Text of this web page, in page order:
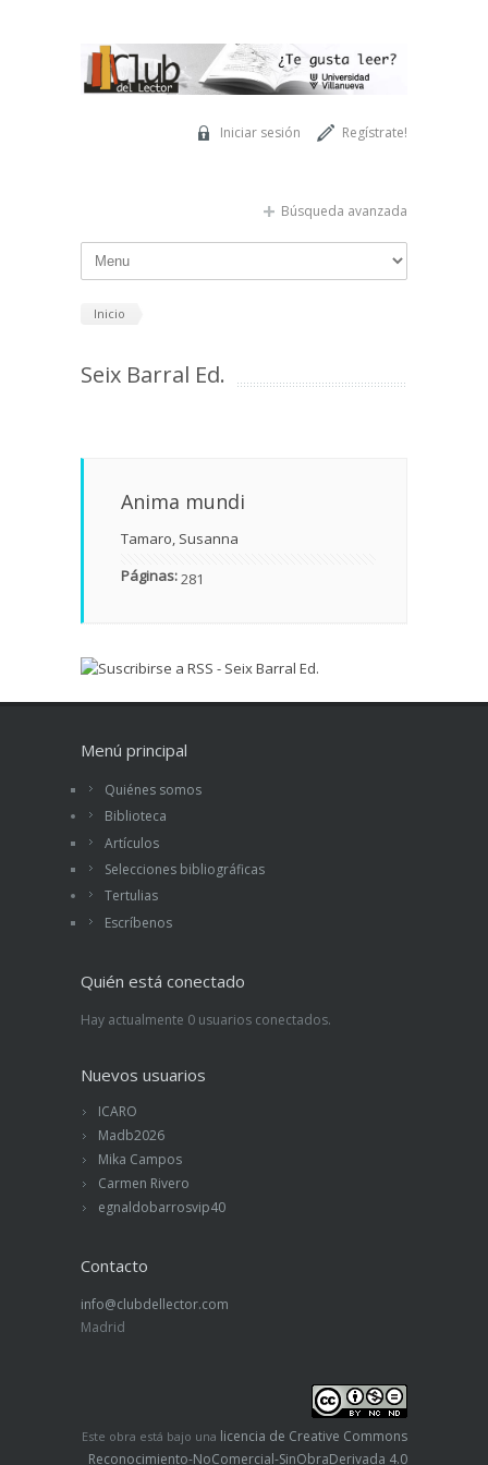
Regístrate!
Iniciar sesión
Búsqueda avanzada
Inicio
Seix Barral Ed.
Anima mundi
Tamaro, Susanna
Páginas:281
Menú principal
Quiénes somos
Biblioteca
Artículos
Selecciones bibliográficas
Tertulias
Escríbenos
Quién está conectado
Hay actualmente 0 usuarios conectados.
Nuevos usuarios
ICARO
Madb2026
Mika Campos
Carmen Rivero
egnaldobarrosvip40
Contacto
info@clubdellector.com
Madrid
Este obra está bajo una licencia de Creative Commons
Reconocimiento-NoComercial-SinObraDerivada 4.0